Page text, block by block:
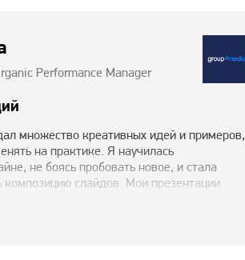
Performance Manager
множество креативных идей и примеров,
на практике. Я научилась
не боясь пробовать новое, и стала
композицию слайдов. Мои презентации
уверена, что все впереди! Спасибо за